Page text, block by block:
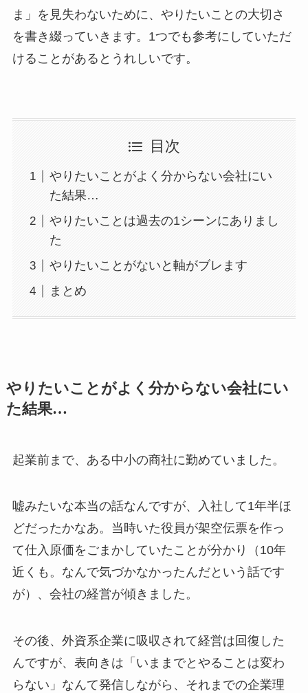
ま」を見失わないために、やりたいことの大切さ
を書き綴っていきます。1つでも参考にしていただ
けることがあるとうれしいです。
目次
やりたいことがよく分からない会社にい
た結果…
やりたいことは過去の1シーンにありまし
た
やりたいことがないと軸がブレます
まとめ
やりたいことがよく分からない会社にい
た結果…
起業前まで、ある中小の商社に勤めていました。
嘘みたいな本当の話なんですが、入社して1年半ほ
どだったかなあ。当時いた役員が架空伝票を作っ
て仕入原価をごまかしていたことが分かり（10年
近くも。なんで気づかなかったんだという話です
が）、会社の経営が傾きました。
その後、外資系企業に吸収されて経営は回復した
んですが、表向きは「いままでとやることは変わ
らない」なんて発信しながら、それまでの企業理